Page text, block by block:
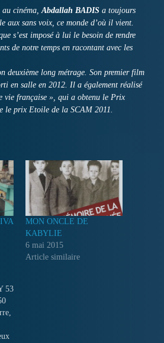
au cinéma,Abdallah BADIS a toujours
aux sans voix, ce monde d’où il vient.
s’est imposé à lui le besoin de rendre
de notre temps en racontant avec les
deuxième long métrage. Son premier film
en salle en 2012. Il a également réalisé
vie française », qui a obtenu le Prix
le prix Etoile de la SCAM 2011.
MON ONCLE DE
KABYLIE
6 mai 2015
Article similaire
53